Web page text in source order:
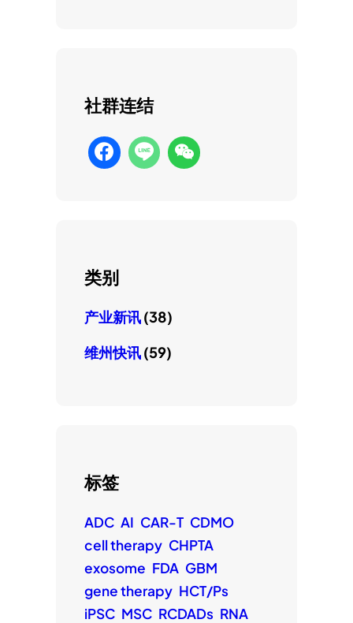
社群连结
类别
产业新讯(38)
维州快讯(59)
标签
ADC AI CAR-T CDMO
cell therapy CHPTA
exosome FDA GBM
gene therapy HCT/Ps
iPSC MSC RCDADs RNA